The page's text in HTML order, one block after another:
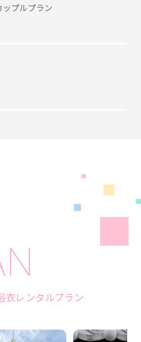
プルプラン
衣レンタルプラン